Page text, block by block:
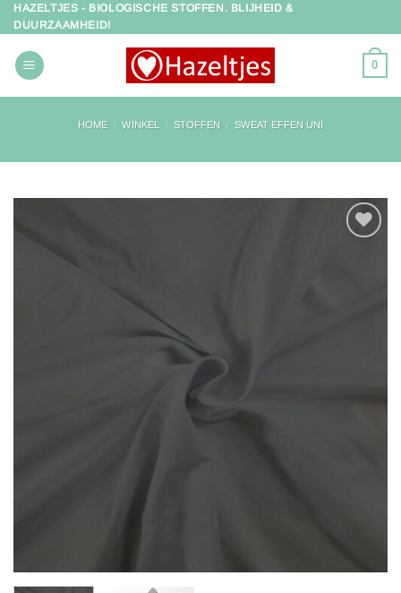
Ga
naar
inhoud
HAZELTJES - BIOLOGISCHE STOFFEN. BLIJHEID &
DUURZAAMHEID!
0
HOME / WINKEL / STOFFEN / SWEAT EFFEN UNI